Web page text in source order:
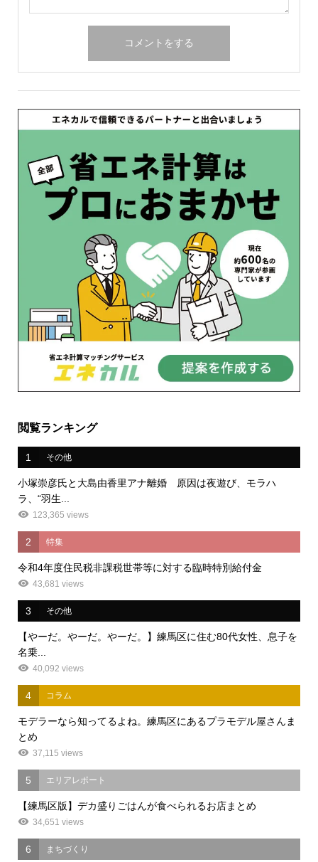
閲覧ランキング
1 その他
小塚崇彦氏と大島由香里アナ離婚 原因は夜遊び、モラハ
ラ、“羽生...
123,365 views
2 特集
令和4年度住民税非課税世帯等に対する臨時特別給付金
43,681 views
3 その他
【やーだ。やーだ。やーだ。】練馬区に住む80代女性、息子を
名乗...
40,092 views
4 コラム
モデラーなら知ってるよね。練馬区にあるプラモデル屋さんま
とめ
37,115 views
5 エリアレポート
【練馬区版】デカ盛りごはんが食べられるお店まとめ
34,651 views
6 まちづくり